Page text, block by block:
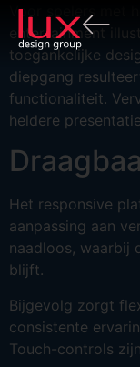
Voor spelers met
entertainment
toegankelijke
diepgang
functionaliteit.
heldere
Het responsive
aanpassing aan
naadloos, waarbij
blijft.
Bijgevolg zorgt
consistente
Touch-controls